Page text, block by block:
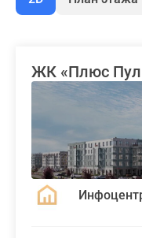
ЖК «Плюс